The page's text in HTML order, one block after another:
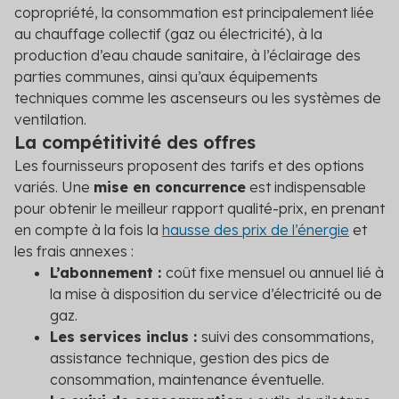
copropriété, la consommation est principalement liée
au chauffage collectif (gaz ou électricité), à la
production d’eau chaude sanitaire, à l’éclairage des
parties communes, ainsi qu’aux équipements
techniques comme les ascenseurs ou les systèmes de
ventilation.
La compétitivité des offres
Les fournisseurs proposent des tarifs et des options
variés. Une mise en concurrence est indispensable
pour obtenir le meilleur rapport qualité-prix, en prenant
en compte à la fois la hausse des prix de l’énergie et
les frais annexes :
L’abonnement : coût fixe mensuel ou annuel lié à
la mise à disposition du service d’électricité ou de
gaz.
Les services inclus : suivi des consommations,
assistance technique, gestion des pics de
consommation, maintenance éventuelle.